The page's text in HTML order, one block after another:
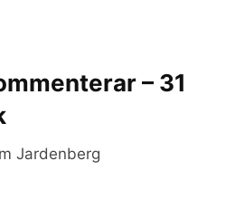
– 31
Jardenberg